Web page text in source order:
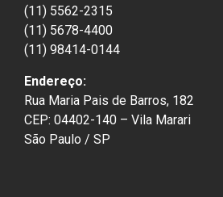
(11) 5562-2315
(11) 5678-4400
(11) 98414-0144
Endereço:
Rua Maria Pais de Barros, 182
CEP: 04402-140 – Vila Marari
São Paulo / SP